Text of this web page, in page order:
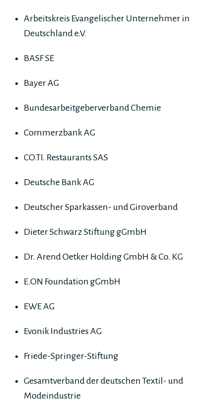
Arbeitskreis Evangelischer Unternehmer in
Deutschland e.V.
BASF SE
Bayer AG
Bundesarbeitgeberverband Chemie
Commerzbank AG
CO.TI. Restaurants SAS
Deutsche Bank AG
Deutscher Sparkassen- und Giroverband
Dieter Schwarz Stiftung gGmbH
Dr. Arend Oetker Holding GmbH & Co. KG
E.ON Foundation gGmbH
EWE AG
Evonik Industries AG
Friede-Springer-Stiftung
Gesamtverband der deutschen Textil- und
Modeindustrie